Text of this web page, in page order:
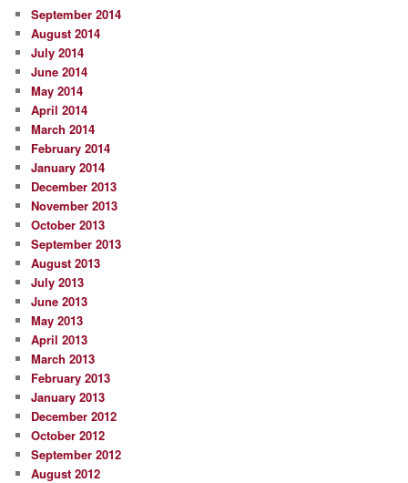
September 2014
August 2014
July 2014
June 2014
May 2014
April 2014
March 2014
February 2014
January 2014
December 2013
November 2013
October 2013
September 2013
August 2013
July 2013
June 2013
May 2013
April 2013
March 2013
February 2013
January 2013
December 2012
October 2012
September 2012
August 2012